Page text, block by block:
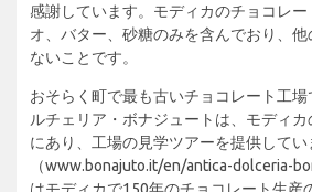
感謝しています。モディカのチョコレ
オ、バター、砂糖のみを含んでおり、
ないことです。
おそらく町で最も古いチョコレート工
ルチェリア・ボナジュートは、モディ
にあり、工場の見学ツアーを提供してい
（www.bonajuto.it/en/antica-dolceria-
はモディカで150年のチョコレート生産